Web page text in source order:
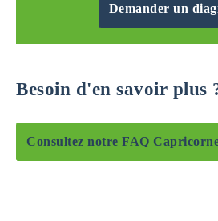
Demander un
Besoin d'en savoir plus
Consultez notre FAQ